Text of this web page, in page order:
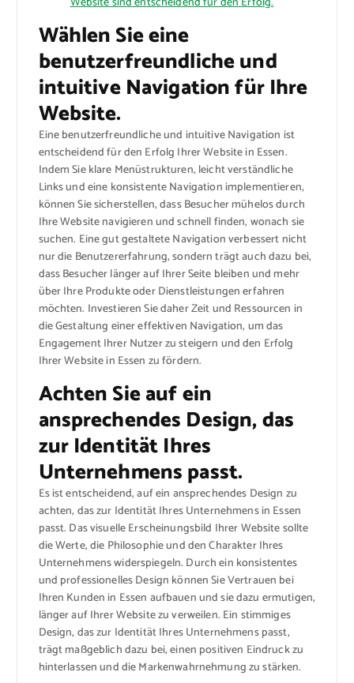
Wählen Sie eine
benutzerfreundliche und
intuitive Navigation für Ihre
Website.
Eine benutzerfreundliche und intuitive Navigation ist
entscheidend für den Erfolg Ihrer Website in Essen.
Indem Sie klare Menüstrukturen, leicht verständliche
Links und eine konsistente Navigation implementieren,
können Sie sicherstellen, dass Besucher mühelos durch
Ihre Website navigieren und schnell finden, wonach sie
suchen. Eine gut gestaltete Navigation verbessert nicht
nur die Benutzererfahrung, sondern trägt auch dazu bei,
dass Besucher länger auf Ihrer Seite bleiben und mehr
über Ihre Produkte oder Dienstleistungen erfahren
möchten. Investieren Sie daher Zeit und Ressourcen in
die Gestaltung einer effektiven Navigation, um das
Engagement Ihrer Nutzer zu steigern und den Erfolg
Ihrer Website in Essen zu fördern.
Achten Sie auf ein
ansprechendes Design, das
zur Identität Ihres
Unternehmens passt.
Es ist entscheidend, auf ein ansprechendes Design zu
achten, das zur Identität Ihres Unternehmens in Essen
passt. Das visuelle Erscheinungsbild Ihrer Website sollte
die Werte, die Philosophie und den Charakter Ihres
Unternehmens widerspiegeln. Durch ein konsistentes
und professionelles Design können Sie Vertrauen bei
Ihren Kunden in Essen aufbauen und sie dazu ermutigen,
länger auf Ihrer Website zu verweilen. Ein stimmiges
Design, das zur Identität Ihres Unternehmens passt,
trägt maßgeblich dazu bei, einen positiven Eindruck zu
hinterlassen und die Markenwahrnehmung zu stärken.